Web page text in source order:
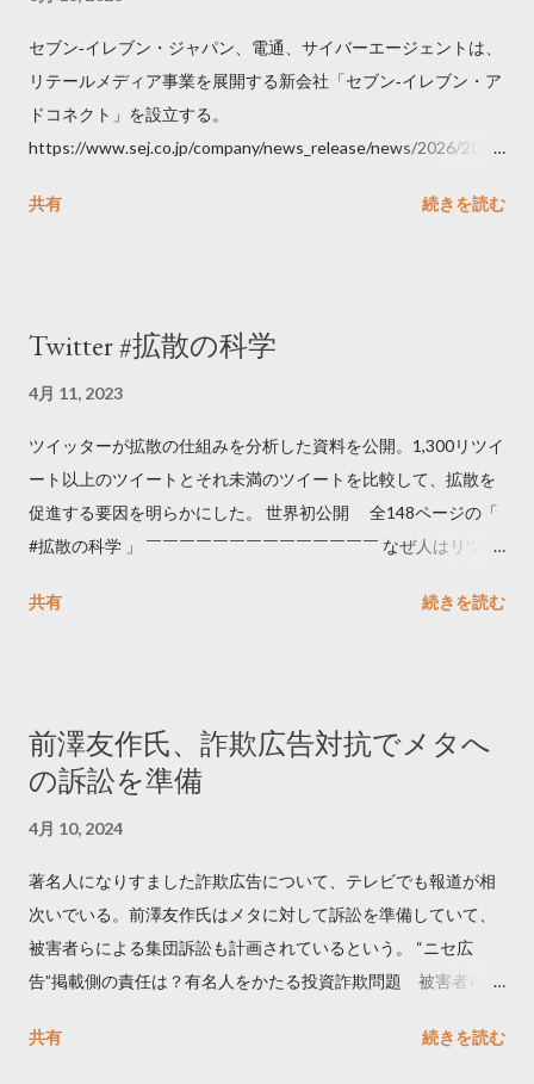
セブン‐イレブン・ジャパン、電通、サイバーエージェントは、
リテールメディア事業を展開する新会社「セブン‐イレブン・ア
ドコネクト」を設立する。
https://www.sej.co.jp/company/news_release/news/2026/2026
共有
続きを読む
Twitter #拡散の科学
4月 11, 2023
ツイッターが拡散の仕組みを分析した資料を公開。1,300リツイ
ート以上のツイートとそれ未満のツイートを比較して、拡散を
促進する要因を明らかにした。 世界初公開 全148ページの「
#拡散の科学 」 ￣￣￣￣￣￣￣￣￣￣￣￣￣￣ なぜ人はリツイ
学しました。 ー バズの目安は1300リツイート ー 人は16の熱量
トするのか？ https://marketing.twitter.com/ja/insights/kakusan
共有 続きを読む
前澤友作氏、詐欺広告対抗でメタへ
の訴訟を準備
4月 10, 2024
著名人になりすました詐欺広告について、テレビでも報道が相
次いでいる。前澤友作氏はメタに対して訴訟を準備していて、
被害者らによる集団訴訟も計画されているという。 “ニセ広
告”掲載側の責任は？有名人をかたる投資詐欺問題 被害者らが
https://newsdig.tbs.co.jp/articles/-/1091835 なぜなくならな
共有 続きを読む